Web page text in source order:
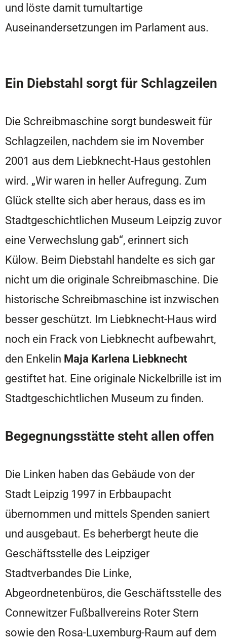
und löste damit tumultartige
Auseinandersetzungen im Parlament aus.
Ein Diebstahl sorgt für Schlagzeilen
Die Schreibmaschine sorgt bundesweit für
Schlagzeilen, nachdem sie im November
2001 aus dem Liebknecht-Haus gestohlen
wird. „Wir waren in heller Aufregung. Zum
Glück stellte sich aber heraus, dass es im
Stadtgeschichtlichen Museum Leipzig zuvor
eine Verwechslung gab“, erinnert sich
Külow. Beim Diebstahl handelte es sich gar
nicht um die originale Schreibmaschine. Die
historische Schreibmaschine ist inzwischen
besser geschützt. Im Liebknecht-Haus wird
noch ein Frack von Liebknecht aufbewahrt,
den Enkelin Maja Karlena Liebknecht
gestiftet hat. Eine originale Nickelbrille ist im
Stadtgeschichtlichen Museum zu finden.
Begegnungsstätte steht allen offen
Die Linken haben das Gebäude von der
Stadt Leipzig 1997 in Erbbaupacht
übernommen und mittels Spenden saniert
und ausgebaut. Es beherbergt heute die
Geschäftsstelle des Leipziger
Stadtverbandes Die Linke,
Abgeordnetenbüros, die Geschäftsstelle des
Connewitzer Fußballvereins Roter Stern
sowie den Rosa-Luxemburg-Raum auf dem